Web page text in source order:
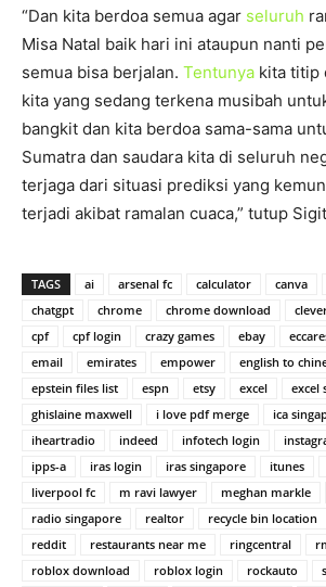
“Dan kita berdoa semua agar seluruh
Misa Natal baik hari ini ataupun nanti
semua bisa berjalan. Tentunya kita titip
kita yang sedang terkena musibah
bangkit dan kita berdoa sama-sama
Sumatra dan saudara kita di seluruh
terjaga dari situasi prediksi yang
terjadi akibat ramalan cuaca,” tutup
TAGS ai arsenal fc calculator canva
chatgpt
chrome chrome download
cpf
cpf login crazy games ebay
email
emirates empower english to
epstein files list
espn etsy excel excel
ghislaine maxwell
i love pdf merge ica
iheartradio
indeed infotech login
ipps-a
iras login iras singapore itunes
liverpool fc
m ravi lawyer meghan markle
radio singapore
realtor recycle bin location
reddit
restaurants near me ringcentral
roblox download
roblox login rockauto